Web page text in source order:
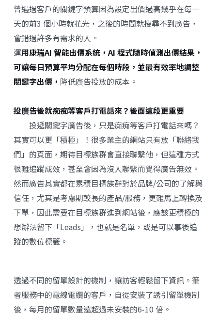
曾遇過客戶的關鍵字預算因為設定出價過高幾乎在每一
天的前3 個小時就花光，之後的時間就搜尋不到廣告，
會錯過許多有需求的人。
運用康瑞AI 智能出價系統，AI 程式隨時偵測出價結果，
可讓每日預算平均分配在每個時段，並最有效率地調整
關鍵字出價， 降低廣告投放的成本。
投廣告後就痴痴等客戶打電話來？後面這段更重要
投遞關鍵字廣告後，只是痴痴等客戶打電話來嗎？
其實可以更「積極」！很多業主的網站只有放「聯絡我
們」的頁面，期待目標族群會直接聯繫他，但這種方式
很難追蹤成效，甚至會因為沒人聯繫而覺得廣告無效。
然而廣告其實都在累積目標族群對於品牌/公司的了解與
信任，尤其是考慮期較長的產品/服務，更難馬上轉換及
下單，因此需要在目標族群進到網站後，應該更積極的
想辦法留下「Leads」，也就是名單，或是可以事後追
蹤的數位標籤。
透過不同的留單設計的機制，讓訪客輕鬆留下資訊。筆
者服務中的電線電纜的客戶，自從安裝了誘引留單機制
後，每月的留單數量遠超過未安裝的6-10 倍。